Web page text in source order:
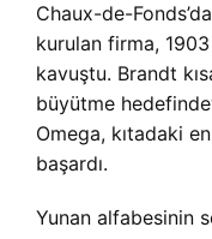
Chaux-de-
kurulan firma,
kavuştu. Brandt
büyütme
Omega, kıtadaki
başardı.
Yunan alfabesinin